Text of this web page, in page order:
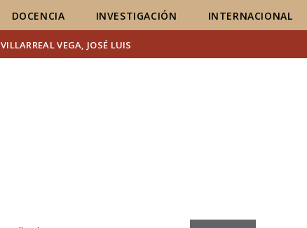
DOCENCIA INVESTIGACIÓN INTERNACIONAL
VILLARREAL VEGA, JOSÉ LUIS